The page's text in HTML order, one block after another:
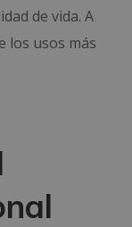
de vida. A
los usos más